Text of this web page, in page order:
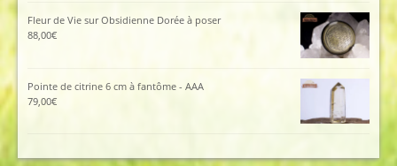
Fleur de Vie sur Obsidienne Dorée à poser
88,00€
Pointe de citrine 6 cm à fantôme - AAA
79,00€